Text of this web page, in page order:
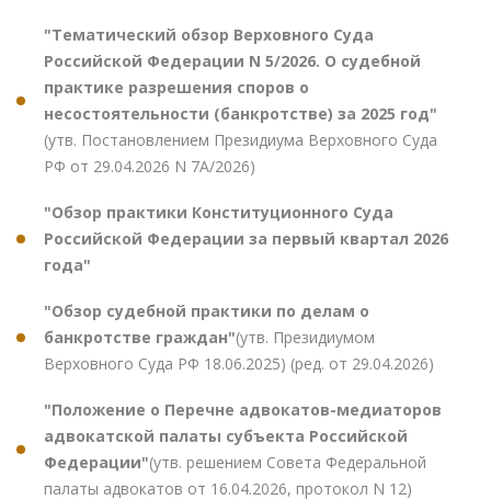
"Тематический обзор Верховного Суда
Российской Федерации N 5/2026. О судебной
практике разрешения споров о
несостоятельности (банкротстве) за 2025 год"
(утв. Постановлением Президиума Верховного Суда
РФ от 29.04.2026 N 7А/2026)
"Обзор практики Конституционного Суда
Российской Федерации за первый квартал 2026
года"
"Обзор судебной практики по делам о
банкротстве граждан"(утв. Президиумом
Верховного Суда РФ 18.06.2025) (ред. от 29.04.2026)
"Положение о Перечне адвокатов-медиаторов
адвокатской палаты субъекта Российской
Федерации"(утв. решением Совета Федеральной
палаты адвокатов от 16.04.2026, протокол N 12)